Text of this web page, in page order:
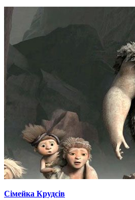
Сімейка Крудсів